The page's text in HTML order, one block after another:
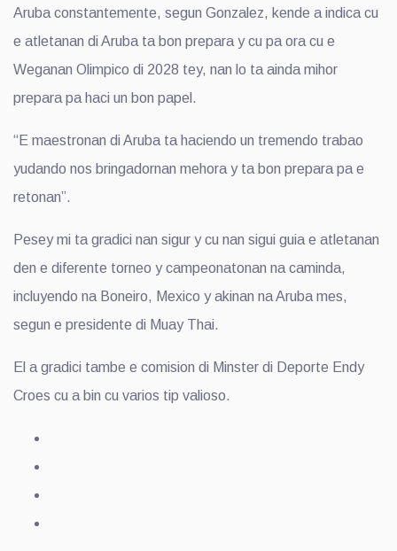
Aruba constantemente, segun Gonzalez, kende a indica cu
e atletanan di Aruba ta bon prepara y cu pa ora cu e
Weganan Olimpico di 2028 tey, nan lo ta ainda mihor
prepara pa haci un bon papel.
“E maestronan di Aruba ta haciendo un tremendo trabao
yudando nos bringadornan mehora y ta bon prepara pa e
retonan”.
Pesey mi ta gradici nan sigur y cu nan sigui guia e atletanan
den e diferente torneo y campeonatonan na caminda,
incluyendo na Boneiro, Mexico y akinan na Aruba mes,
segun e presidente di Muay Thai.
El a gradici tambe e comision di Minster di Deporte Endy
Croes cu a bin cu varios tip valioso.